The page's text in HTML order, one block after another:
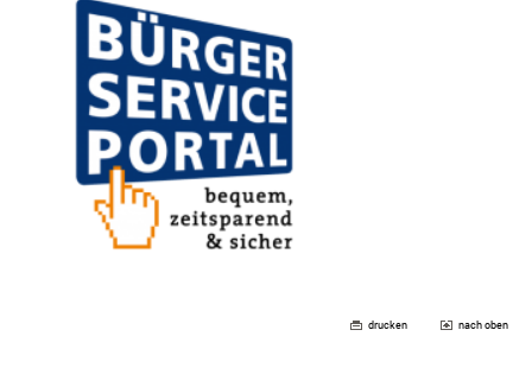
drucken nach oben